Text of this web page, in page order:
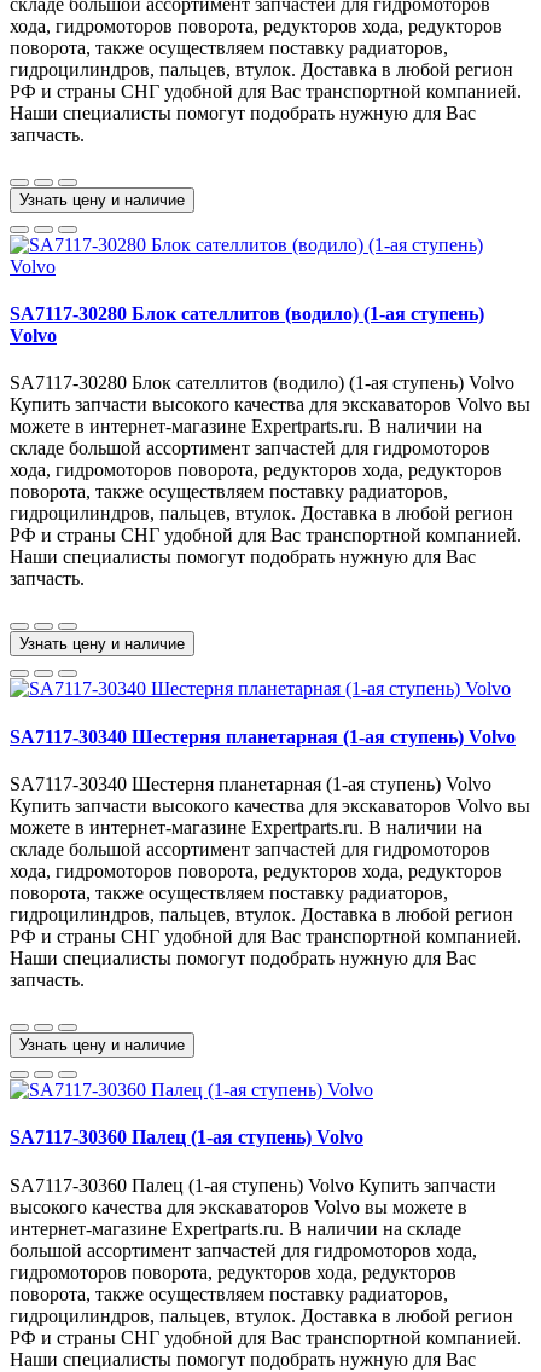
складе большой ассортимент запчастей для гидромоторов
хода, гидромоторов поворота, редукторов хода, редукторов
поворота, также осуществляем поставку радиаторов,
гидроцилиндров, пальцев, втулок. Доставка в любой регион
РФ и страны СНГ удобной для Вас транспортной компанией.
Наши специалисты помогут подобрать нужную для Вас
запчасть.
Узнать цену и наличие
SA7117-30280 Блок сателлитов (водило) (1-ая ступень)
Volvo
SA7117-30280 Блок сателлитов (водило) (1-ая ступень) Volvo
Купить запчасти высокого качества для экскаваторов Volvo вы
можете в интернет-магазине Expertparts.ru. В наличии на
складе большой ассортимент запчастей для гидромоторов
хода, гидромоторов поворота, редукторов хода, редукторов
поворота, также осуществляем поставку радиаторов,
гидроцилиндров, пальцев, втулок. Доставка в любой регион
РФ и страны СНГ удобной для Вас транспортной компанией.
Наши специалисты помогут подобрать нужную для Вас
запчасть.
Узнать цену и наличие
SA7117-30340 Шестерня планетарная (1-ая ступень) Volvo
SA7117-30340 Шестерня планетарная (1-ая ступень) Volvo
Купить запчасти высокого качества для экскаваторов Volvo вы
можете в интернет-магазине Expertparts.ru. В наличии на
складе большой ассортимент запчастей для гидромоторов
хода, гидромоторов поворота, редукторов хода, редукторов
поворота, также осуществляем поставку радиаторов,
гидроцилиндров, пальцев, втулок. Доставка в любой регион
РФ и страны СНГ удобной для Вас транспортной компанией.
Наши специалисты помогут подобрать нужную для Вас
запчасть.
Узнать цену и наличие
SA7117-30360 Палец (1-ая ступень) Volvo
SA7117-30360 Палец (1-ая ступень) Volvo Купить запчасти
высокого качества для экскаваторов Volvo вы можете в
интернет-магазине Expertparts.ru. В наличии на складе
большой ассортимент запчастей для гидромоторов хода,
гидромоторов поворота, редукторов хода, редукторов
поворота, также осуществляем поставку радиаторов,
гидроцилиндров, пальцев, втулок. Доставка в любой регион
РФ и страны СНГ удобной для Вас транспортной компанией.
Наши специалисты помогут подобрать нужную для Вас